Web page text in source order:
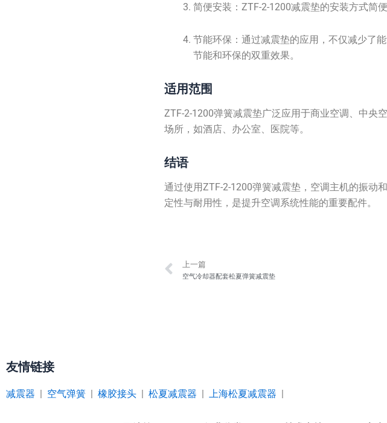
简便安装：ZTF-2-1200减震垫的安装方式简
节能环保：通过减震垫的应用，不仅减少了
节能和环保的双重效果。
适用范围
ZTF-2-1200弹簧减震垫广泛应用于商业空调、中央
场所，如酒店、办公室、医院等。
结语
通过使用ZTF-2-1200弹簧减震垫，空调主机的振动
定性与耐用性，是提升空调系统性能的重要配件。
Prev
上一篇
空气冷却器配套松夏弹簧减震垫
友情链接
减震器 | 空气弹簧 | 橡胶接头 | 松夏减震器 | 上海松夏减震器 |